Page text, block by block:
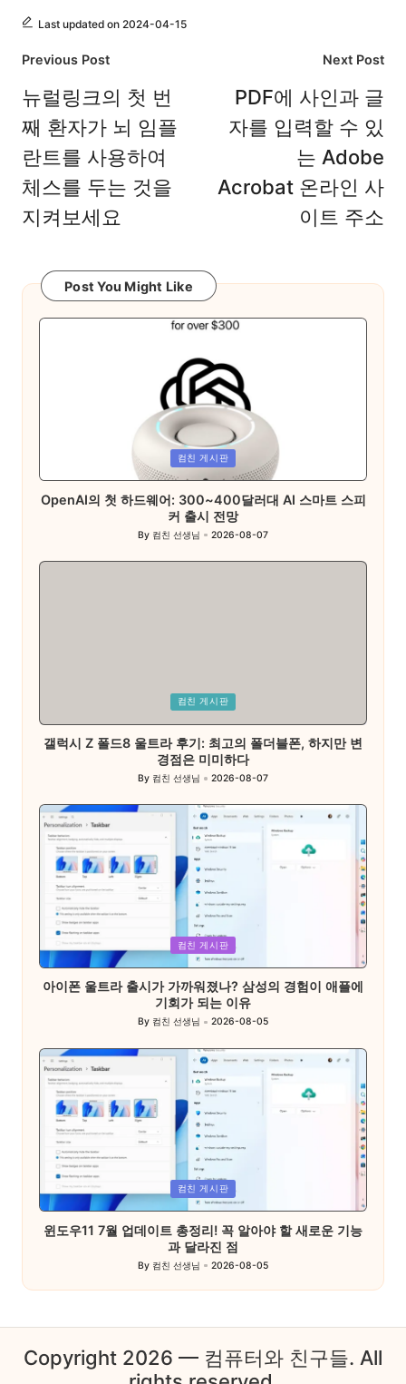
Last updated on 2024-04-15
Post
navigation
Previous Post
뉴럴링크의 첫 번
째 환자가 뇌 임플
란트를 사용하여
체스를 두는 것을
지켜보세요
Next Post
PDF에 사인과 글
자를 입력할 수 있
는 Adobe
Acrobat 온라인 사
이트 주소
Post You Might Like
컴친 게시판
OpenAI의 첫 하드웨어: 300~400달러대 AI 스마트 스피
커 출시 전망
Posted
By 컴친 선생님 2026-08-07
컴친 게시판
갤럭시 Z 폴드8 울트라 후기: 최고의 폴더블폰, 하지만 변
경점은 미미하다
Posted
By 컴친 선생님 2026-08-07
Posted
in
컴친 게시판
아이폰 울트라 출시가 가까워졌나? 삼성의 경험이 애플에
기회가 되는 이유
Posted
By 컴친 선생님 2026-08-05
Posted
in
컴친 게시판
윈도우11 7월 업데이트 총정리! 꼭 알아야 할 새로운 기능
과 달라진 점
Posted
by
By 컴친 선생님 2026-08-05
Copyright 2026 — 컴퓨터와 친구들. All